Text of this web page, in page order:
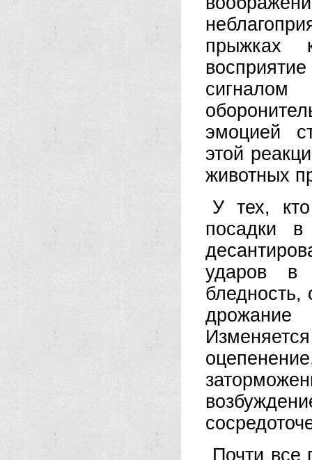
прыжках
сигналом
эмоцией
этой
животных
У тех,
посадки
ударов в
бледность,
Почти все